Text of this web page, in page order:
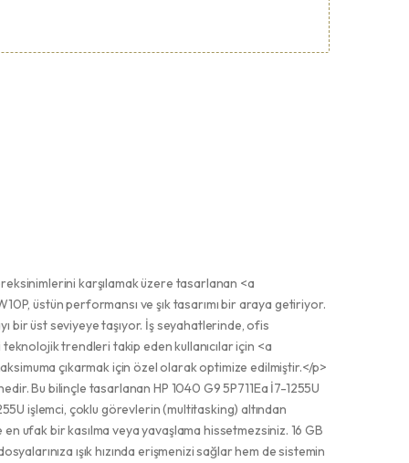
karşılamak üzere tasarlanan <a
üstün performansı ve şık tasarımı bir araya getiriyor.
bir üst seviyeye taşıyor. İş seyahatlerinde, ofis
trendleri takip eden kullanıcılar için <a
çıkarmak için özel olarak optimize edilmiştir.</p>
Bu bilinçle tasarlanan HP 1040 G9 5P711Ea İ7-1255U
işlemci, çoklu görevlerin (multitasking) altından
ufak bir kasılma veya yavaşlama hissetmezsiniz. 16 GB
ışık hızında erişmenizi sağlar hem de sistemin